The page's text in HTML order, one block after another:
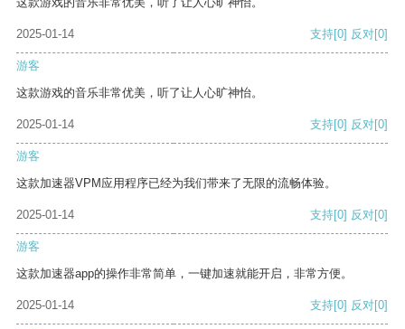
2025-01-14 支持[0] 反对[0]
游客
这款游戏的音乐非常优美，听了让人心旷神怡。
2025-01-14 支持[0] 反对[0]
游客
这款加速器VPM应用程序已经为我们带来了无限的流畅体验。
2025-01-14 支持[0] 反对[0]
游客
这款加速器app的操作非常简单，一键加速就能开启，非常方便。
2025-01-14 支持[0] 反对[0]